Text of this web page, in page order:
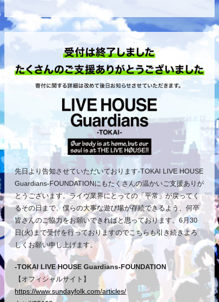
先日より告知させていただいております-TOKAI LIVE HOUSE
Guardians-FOUNDATIONにもたくさんの温かいご支援ありが
とうございます。ライヴ業界にとっての「平常」が戻ってく
るその日まで、僕らの大事な遊び場が存続できるよう、何卒
皆さんのご協力をお願いできればと思っております。6月30
日(火)まで受付を行っておりますのでこちらも引き続きよろ
しくお願い申し上げます。
-TOKAI LIVE HOUSE Guardians-FOUNDATION
【オフィシャルサイト】
https://www.sundayfolk.com/articles/